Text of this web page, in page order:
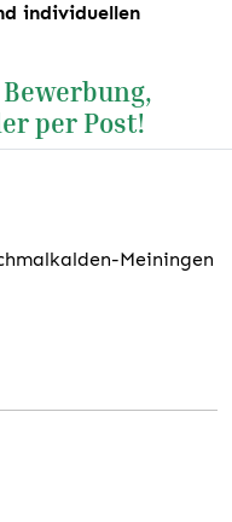
individuellen
per Post!
Meiningen